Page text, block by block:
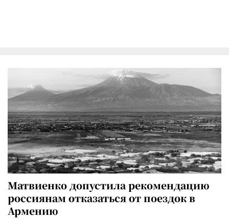
Матвиенко допустила рекомендацию
россиянам отказаться от поездок в
Армению